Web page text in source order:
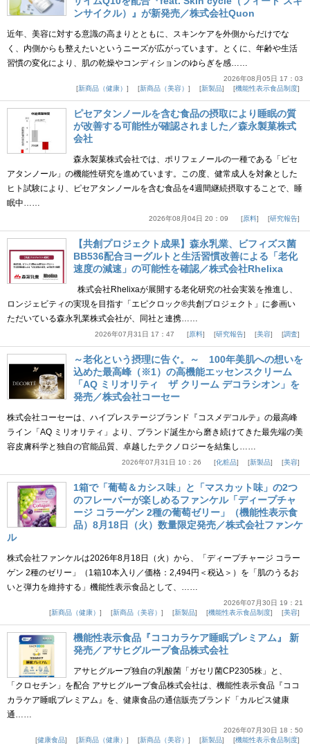
ンサイクル）』が新発売／株式会社Quon
近年、美容に対する意識の高まりとともに、スキンケアを外側からだけでな
く、内側からも整えたいというニーズが広がっています。とくに、年齢や生活
習慣の変化により、肌の乾燥やコンディションのゆらぎを感……
2026年08月05日 17：03
新商品（健康）
新商品（美容） 新製品 機能性表示食品制度
ピセアタンノールを含む食品の摂取により睡眠の質
が改善する可能性が確認されました／森永製菓株式
会社
森永製菓株式会社では、ポリフェノールの一種である「ピセ
アタンノール」の機能性研究を進めています。この度、健常成人を対象とした
ヒト試験により、ピセアタンノールを含む食品を4週間継続摂取することで、睡
眠中……
2026年08月04日 20：09 原料 研究報告
【共創プロジェクト成果】森永乳業、ビフィズス菌
BB536配合ヨーグルトと生活習慣改善による「老化
速度の減速」の可能性を確認／株式会社Rhelixa
株式会社Rhelixaが展開する老化研究の社会実装を推進し、
ロンジェビティの実現を目指す「エピクロック®共創プロジェクト」に参画い
ただいている森永乳業株式会社が、同社と連携……
2026年07月31日 17：47 原料 研究報告 美容 調査
～老化という摂理に告ぐ。～ 100年美肌への想いを
込めた最高峰（※1）の高機能エッセンスクリーム
「AQ ミリオリティ ザ クリーム デコラシオン」を
発売／株式会社コーセー
株式会社コーセーは、ハイプレステージブランド『コスメデコルテ』の最高峰
ライン「AQ ミリオリティ」より、ブランド誕生から磨き続けてきた最先端の美
容皮膚科学と独自の官能品質、卓越したテクノロジーを結集し……
2026年07月31日 10：26 化粧品 新製品 美容
1箱で「葡萄＆カシス味」と「マスカット味」の2つ
のフレーバーが楽しめるファンケル「ディープチャ
ージ コラーゲン 2種の葡萄ゼリー」（機能性表示食
品）8月18日（火）数量限定発売／株式会社ファンケ
ル
株式会社ファンケルは2026年8月18日（火）から、「ディープチャージ コラー
ゲン 2種のゼリー」（1箱10本入り／価格：2,494円＜税込＞）を「肌のうるお
いと弾力を維持する」機能性表示食品として、……
2026年07月30日 19：21
新商品（健康）
新商品（美容） 新製品 機能性表示食品制度 美容
機能性表示食品『ココカラケア睡眠プレミアム』 新
発売／アサヒグループ食品株式会社
アサヒグループ独自の乳酸菌「ガセリ菌CP2305株」と、
「クロセチン」を配合 アサヒグループ食品株式会社は、機能性表示食品『ココ
カラケア睡眠プレミアム』を、健康食品の通信販売ブランド「カルピス健康
通……
2026年07月30日 18：50
健康食品
新商品（健康） 新商品（美容） 新製品
機能性表示食品制度